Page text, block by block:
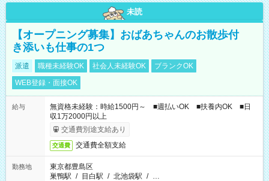
未読
【オープニング募集】おばあちゃんのお散歩付
き添いも仕事の1つ
派遣 職種未経験OK 社会人未経験OK
ブランクOK
WEB登録・面接OK
給与
無資格未経験：時給1500円～ ■週払いOK ■扶養内OK ■日
収1万2000円以上
交通費別途支給あり
交通費 交通費全額支給
勤務地
東京都豊島区
巣鴨駅 / 目白駅 / 北池袋駅 / …